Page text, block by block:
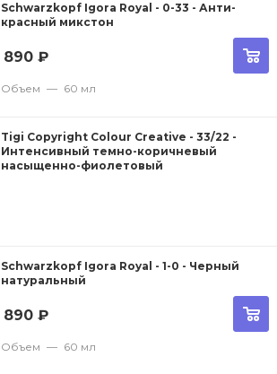
Schwarzkopf Igora Royal - 0-33 - Анти-
красный микстон
890 ₽
Объем — 60 мл
Tigi Copyright Сolour Creative - 33/22 -
Интенсивный темно-коричневый
насыщенно-фиолетовый
Schwarzkopf Igora Royal - 1-0 - Черный
натуральный
890 ₽
Объем — 60 мл